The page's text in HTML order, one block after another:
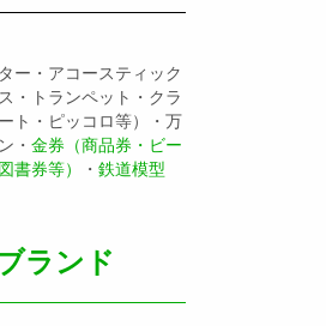
ー・アコースティック
・トランペット・クラ
ト・ピッコロ等）・万
・ 金券（商品券・ビー
書券等）
・ 鉄道模型
ランド